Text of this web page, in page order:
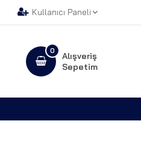
Kullanıcı Paneli
Alışveriş
Sepetim
0